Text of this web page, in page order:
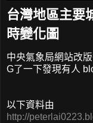
台灣地區主要
時變化圖
中央氣象局網站改
G了一下發現有人
以下資料由
http://